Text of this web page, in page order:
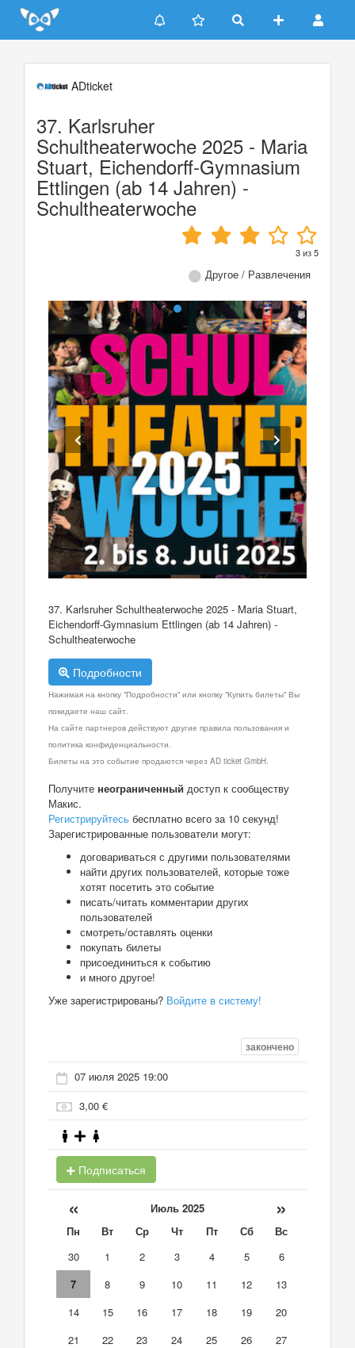
Update cookies preferences
ADticket
37. Karlsruher
Schultheaterwoche 2025 - Maria
Stuart, Eichendorff-Gymnasium
Ettlingen (ab 14 Jahren) -
Schultheaterwoche
3из5
Другое / Развлечения
37. Karlsruher Schultheaterwoche 2025 - Maria Stuart,
Eichendorff-Gymnasium Ettlingen (ab 14 Jahren) -
Schultheaterwoche
Подробности
Нажимая на кнопку "Подробности" или кнопку "Купить билеты" Вы
покидаете наш сайт.
На сайте партнеров действуют другие правила пользования и
политика конфиденциальности.
Билеты на это событие продаются через AD ticket GmbH.
Получите неограниченный доступ к сообществу
Макис.
Регистрируйтесь бесплатно всего за 10 секунд!
Зарегистрированные пользователи могут:
договариваться с другими пользователями
найти других пользователей, которые тоже
хотят посетить это событие
писать/читать комментарии других
пользователей
смотреть/оставлять оценки
покупать билеты
присоединиться к событию
и много другое!
Уже зарегистрированы? Войдите в систему!
закончено
07 июля 2025 19:00
3,00 €
Подписаться
« Июль 2025 »
Пн Вт Ср Чт Пт Сб
Вс
30
1 2 3 4 5
6
7
8 9 10 11 12
13
14
15 16 17 18 19
20
21
22 23 24 25 26
27